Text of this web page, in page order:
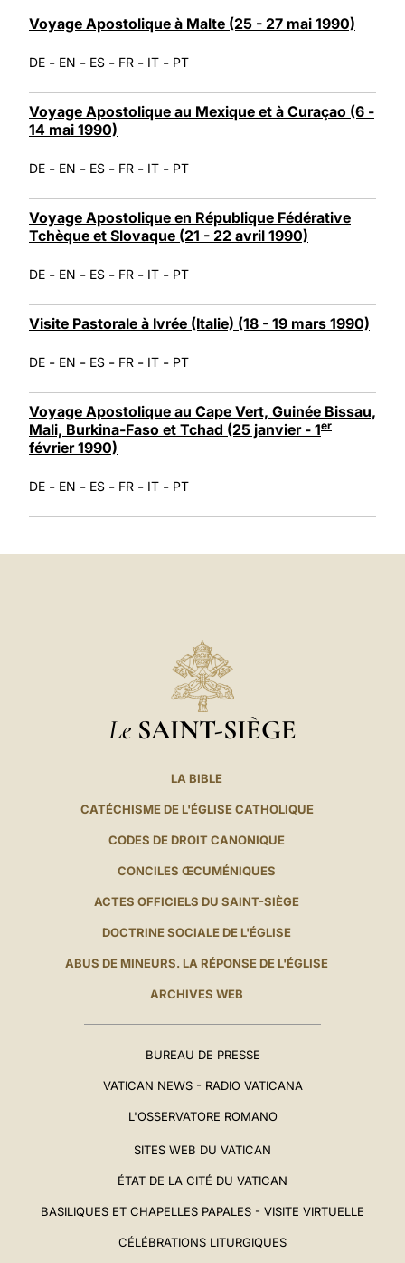
Voyage Apostolique à Malte (25 - 27 mai 1990)
DE - EN - ES - FR - IT - PT
Voyage Apostolique au Mexique et à Curaçao (6 -
14 mai 1990)
DE - EN - ES - FR - IT - PT
Voyage Apostolique en République Fédérative
Tchèque et Slovaque (21 - 22 avril 1990)
DE - EN - ES - FR - IT - PT
Visite Pastorale à Ivrée (Italie) (18 - 19 mars 1990)
DE - EN - ES - FR - IT - PT
Voyage Apostolique au Cape Vert, Guinée Bissau,
Mali, Burkina-Faso et Tchad (25 janvier - 1er
février 1990)
DE - EN - ES - FR - IT - PT
Le SAINT-SIÈGE
LA BIBLE
CATÉCHISME DE L'ÉGLISE CATHOLIQUE
CODES DE DROIT CANONIQUE
CONCILES ŒCUMÉNIQUES
ACTES OFFICIELS DU SAINT-SIÈGE
DOCTRINE SOCIALE DE L'ÉGLISE
ABUS DE MINEURS. LA RÉPONSE DE L'ÉGLISE
ARCHIVES WEB
BUREAU DE PRESSE
VATICAN NEWS - RADIO VATICANA
L'OSSERVATORE ROMANO
SITES WEB DU VATICAN
ÉTAT DE LA CITÉ DU VATICAN
BASILIQUES ET CHAPELLES PAPALES - VISITE VIRTUELLE
CÉLÉBRATIONS LITURGIQUES